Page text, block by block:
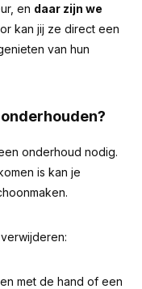
en daar zijn we
kan jij ze direct een
van hun
onderhoud nodig.
is kan je
met de hand of een